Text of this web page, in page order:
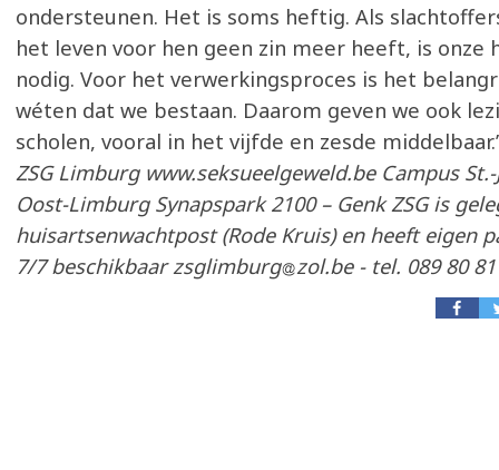
ondersteunen. Het is soms heftig. Als
het leven voor hen geen zin meer heeft, is onze
nodig. Voor het verwerkingsproces is het
wéten dat we bestaan. Daarom geven we ook
scholen, vooral in het vijfde en zesde
ZSG Limburg www.seksueelgeweld.be Campus
Oost-Limburg Synapspark 2100 – Genk ZSG is
huisartsenwachtpost (Rode Kruis) en heeft eigen
7/7 beschikbaar zsglimburg zol.be - tel. 089 80